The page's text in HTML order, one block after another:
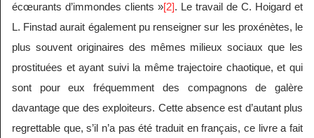
écœurants d’immondes clients »[2]. Le travail de C. Hoigard et
L. Finstad aurait également pu renseigner sur les proxénètes, le
plus souvent originaires des mêmes milieux sociaux que les
prostituées et ayant suivi la même trajectoire chaotique, et qui
sont pour eux fréquemment des compagnons de galère
davantage que des exploiteurs. Cette absence est d’autant plus
regrettable que, s’il n’a pas été traduit en français, ce livre a fait